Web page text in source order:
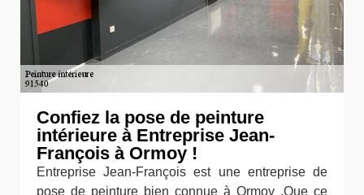
Confiez la pose de peinture
intérieure à Entreprise Jean-
François à Ormoy !
Entreprise Jean-François est une entreprise de
pose de peinture bien connue à Ormoy .Que ce